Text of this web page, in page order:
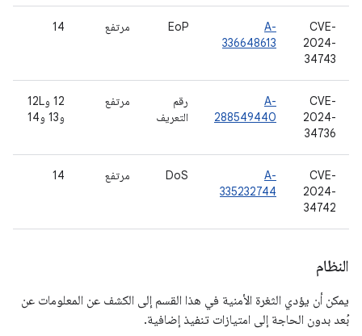
CVE-
2024-
34743
A-
336648613
EoP مرتفع 14
CVE-
2024-
34736
A-
288549440
رقم
التعريف
مرتفع
‫12 و12L
و13 و14
CVE-
2024-
34742
A-
335232744
DoS مرتفع 14
النظام
يمكن أن يؤدي الثغرة الأمنية في هذا القسم إلى الكشف عن المعلومات عن
بُعد بدون الحاجة إلى امتيازات تنفيذ إضافية.